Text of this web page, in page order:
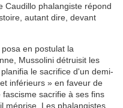
Caudillo phalangiste répond
autant dire, devant
en postulat la
Mussolini détruisit les
le sacrifice d'un demi-
inférieurs » en faveur de
sacrifie à ses fins
méprise. Les phalangistes